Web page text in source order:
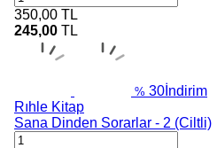
350,00 TL
245,00 TL
% 30 İndirim
Rıhle Kitap
Sana Dinden Sorarlar - 2 (Ciltli)